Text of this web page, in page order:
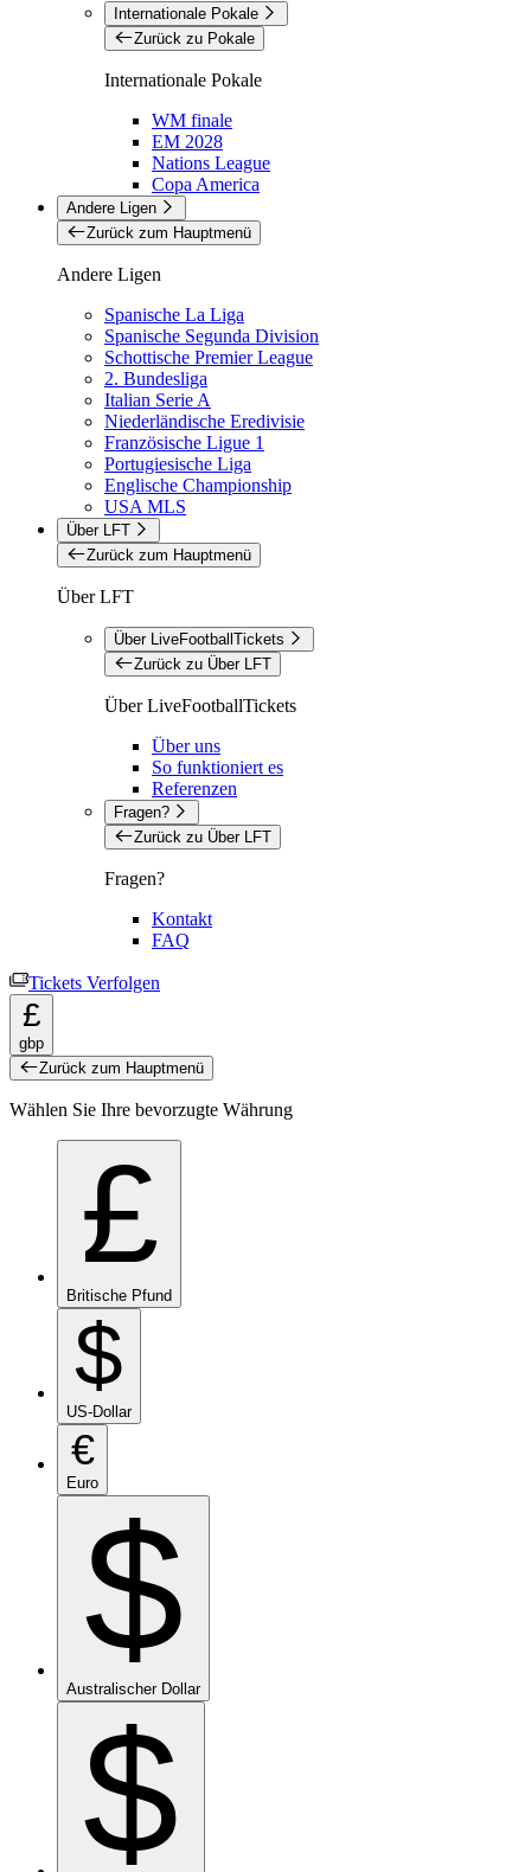
Internationale Pokale
Zurück zu Pokale
Internationale Pokale
WM finale
EM 2028
Nations League
Copa America
Andere Ligen
Zurück zum Hauptmenü
Andere Ligen
Spanische La Liga
Spanische Segunda Division
Schottische Premier League
2. Bundesliga
Italian Serie A
Niederländische Eredivisie
Französische Ligue 1
Portugiesische Liga
Englische Championship
USA MLS
Über LFT
Zurück zum Hauptmenü
Über LFT
Über LiveFootballTickets
Zurück zu Über LFT
Über LiveFootballTickets
Über uns
So funktioniert es
Referenzen
Fragen?
Zurück zu Über LFT
Fragen?
Kontakt
FAQ
Tickets Verfolgen
£
gbp
Zurück zum Hauptmenü
Wählen Sie Ihre bevorzugte Währung
£
Britische Pfund
$
US-Dollar
€
Euro
$
Australischer Dollar
$